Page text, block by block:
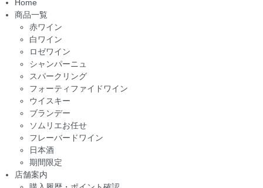
Home
商品一覧
赤ワイン
白ワイン
ロゼワイン
シャンパーニュ
スパークリング
フォーティファイドワイン
ウイスキー
ブランデー
ソムリエお任せ
フレーバードワイン
日本酒
期間限定
店舗案内